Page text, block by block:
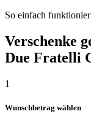
So einfach
Verschenke
Due Fratelli
1
Wunschbetrag wählen